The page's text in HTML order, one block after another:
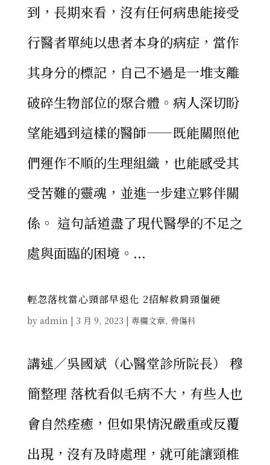
到，長期來看，沒有任何病患能接受
行醫者單純以患者本身的病症，當作
其身分的標記，自己不過是一堆支離
破碎生物部位的聚合體。病人深切盼
望能遇到這樣的醫師——既能關照他
們運作不順的生理組織，也能感受其
受苦難的靈魂，並進一步建立夥伴關
係。 這句話道盡了現代醫學的不足之
處與面臨的困境。...
輕忽落枕當心頸部早退化 2招解救肩頸僵硬
by admin | 3 月 9, 2023 | 專欄文章, 骨傷科
講述／吳國斌（心醫堂診所院長） 穆
簡整理 落枕看似毛病不大，有些人也
會自然痊癒，但如果情況嚴重或反覆
出現，沒有及時處理，就可能讓頸椎